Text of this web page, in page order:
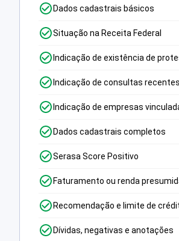
Dados cadastrais básicos
Situação na Receita Federal
Indicação de existência de
Indicação de consultas recentes
Indicação de empresas
Dados cadastrais completos
Serasa Score Positivo
Faturamento ou renda
Recomendação e limite de
Dívidas, negativas e anotações